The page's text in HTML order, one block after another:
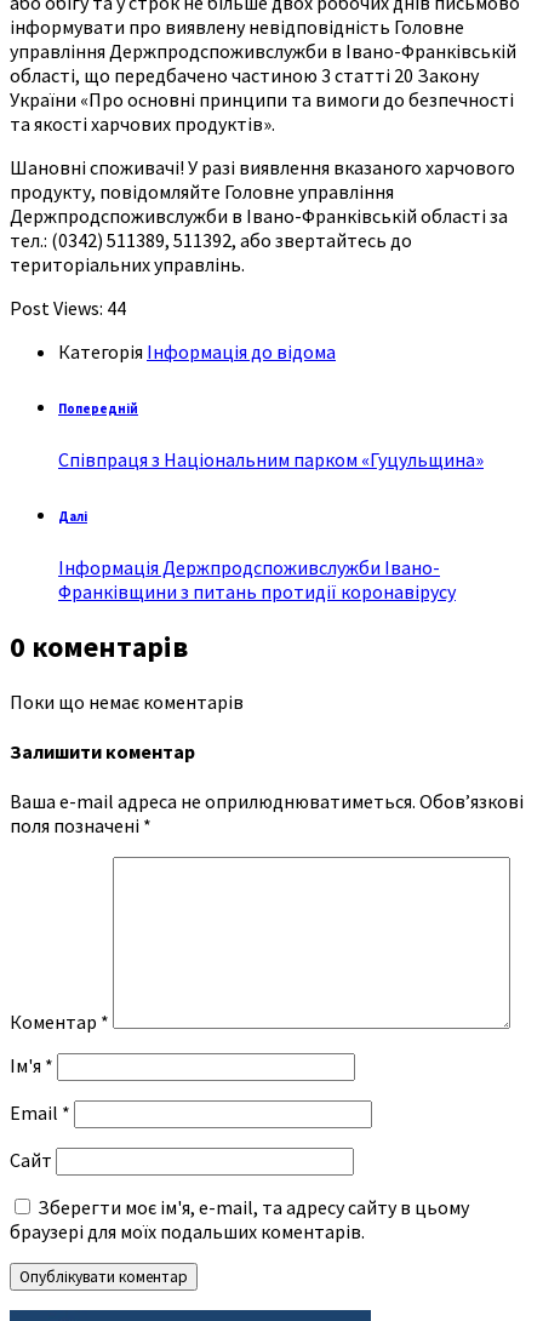
інформувати про виявлену невідповідність Головне
управління Держпродспоживслужби в Івано-Франківській
області, що передбачено частиною 3 статті 20 Закону
України «Про основні принципи та вимоги до безпечності
та якості харчових продуктів».
Шановні споживачі! У разі виявлення вказаного харчового
продукту, повідомляйте Головне управління
Держпродспоживслужби в Івано-Франківській області за
тел.: (0342) 511389, 511392, або звертайтесь до
територіальних управлінь.
Post Views: 44
Категорія Інформація до відома
Попередній
Співпраця з Національним парком «Гуцульщина»
Далі
Інформація Держпродспоживслужби Івано-
Франківщини з питань протидії коронавірусу
0 коментарів
Поки що немає коментарів
Залишити коментар
Ваша e-mail адреса не оприлюднюватиметься. Обов’язкові
поля позначені *
Коментар *
Ім'я *
Email *
Сайт
Зберегти моє ім'я, e-mail, та адресу сайту в цьому
браузері для моїх подальших коментарів.